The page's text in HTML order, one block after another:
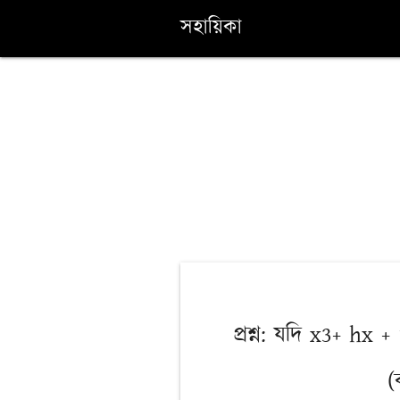
সহায়িকা
প্রশ্ন: যদি x3+